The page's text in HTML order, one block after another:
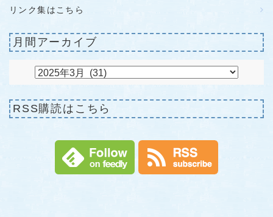
リンク集はこちら
月間アーカイブ
RSS購読はこちら